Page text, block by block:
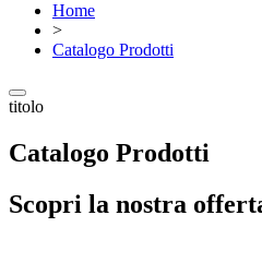
Home
>
Catalogo Prodotti
titolo
Catalogo Prodotti
Scopri la nostra